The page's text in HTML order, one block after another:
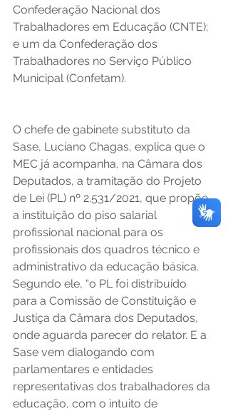
Confederação Nacional dos
Trabalhadores em Educação (CNTE);
e um da Confederação dos
Trabalhadores no Serviço Público
Municipal (Confetam).
O chefe de gabinete substituto da
Sase, Luciano Chagas, explica que o
MEC já acompanha, na Câmara dos
Deputados, a tramitação do Projeto
de Lei (PL) nº 2.531/2021, que propõe
a instituição do piso salarial
profissional nacional para os
profissionais dos quadros técnico e
administrativo da educação básica.
Segundo ele, “o PL foi distribuído
para a Comissão de Constituição e
Justiça da Câmara dos Deputados,
onde aguarda parecer do relator. E a
Sase vem dialogando com
parlamentares e entidades
representativas dos trabalhadores da
educação, com o intuito de